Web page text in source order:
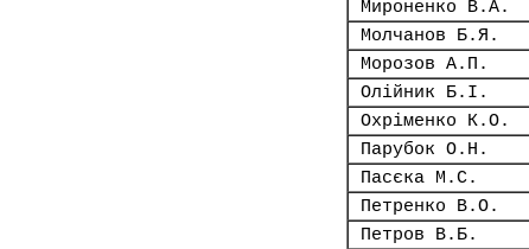
Мироненко В.А.
Молчанов Б.Я.
Морозов А.П.
Олійник Б.І.
Охріменко К.О.
Парубок О.Н.
Пасєка М.С.
Петренко В.О.
Петров В.Б.